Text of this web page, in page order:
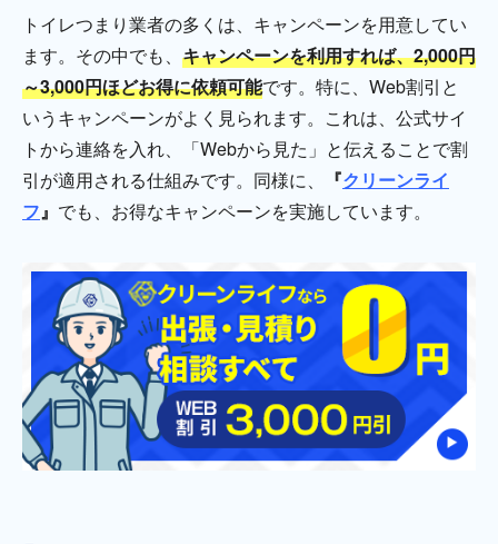
トイレつまり業者の多くは、キャンペーンを用意してい
ます。その中でも、 キャンペーンを利用すれば、2,000円
～3,000円ほどお得に依頼可能です。特に、Web割引と
いうキャンペーンがよく見られます。これは、公式サイ
トから連絡を入れ、「Webから見た」と伝えることで割
引が適用される仕組みです。同様に、
『クリーンライ
フ』 でも、お得なキャンペーンを実施しています。